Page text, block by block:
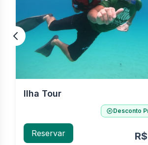
Ilha Tour
Desconto
Reservar